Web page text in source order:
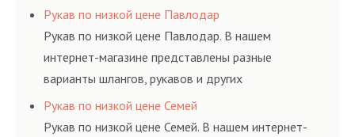
резинотехнических изделий, соответствующих
ГОСТам, техническим условиям и нормативам.
Рукав по низкой цене Павлодар
Рукав по низкой цене Павлодар. В нашем
интернет-магазине представлены разные
варианты шлангов, рукавов и других
резинотехнических изделий, соответствующих
ГОСТам, техническим условиям и нормативам.
Рукав по низкой цене Семей
Рукав по низкой цене Семей. В нашем интернет-